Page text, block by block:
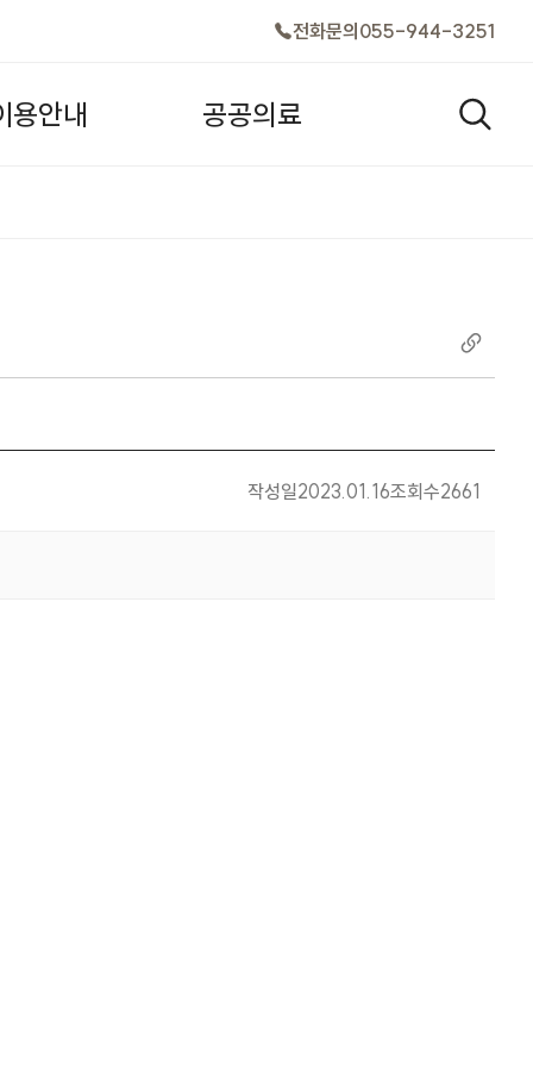
전화문의 055-944-3251
용안내 공공의료 검색창
작성일2023.01.16조회수2661